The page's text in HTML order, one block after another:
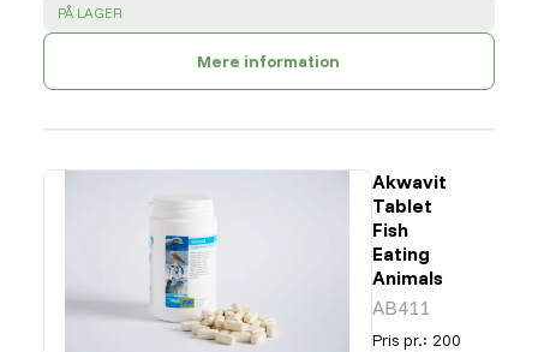
SUCCESS
PÅ LAGER
Mere information
Akwavit
Tablet
Fish
Eating
Animals
AB411
Pris pr.: 200